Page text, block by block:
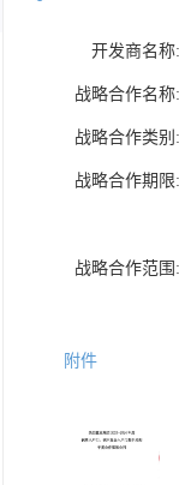
开发商名称:
战略合作名称:
战略合作类别:
战略合作期限:
战略合作范围:
附件